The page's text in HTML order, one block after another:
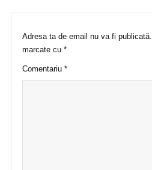
Adresa ta de email nu va fi publicată.
marcate cu *
Comentariu *